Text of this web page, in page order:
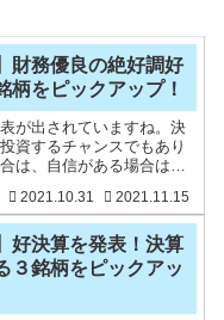
財務優良の絶好調好
柄をピックアップ！
が出されていますね。決
資するチャンスでもあり
は、自信がある場合は決
クもあるため、決算を見て
しています。決算直後に
る場合もあり
2021.10.31 2021.11.15
好決算を発表！決算
３銘柄をピックアッ